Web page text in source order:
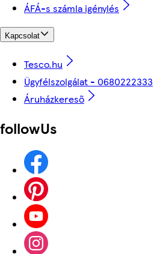
ÁFÁ-s számla igénylés
Kapcsolat
Tesco.hu
Ügyfélszolgálat - 0680222333
Áruházkereső
followUs